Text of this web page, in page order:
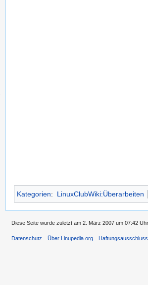
Kategorien: LinuxClubWiki:Überarbeiten
Diese Seite wurde zuletzt am 2. März 2007 um 07:42
Datenschutz Über Linupedia.org Haftungsausschluss